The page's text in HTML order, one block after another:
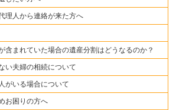
理人から連絡が来た方へ
含まれていた場合の遺産分割はどうなるのか？
い夫婦の相続について
がいる場合について
お困りの方へ